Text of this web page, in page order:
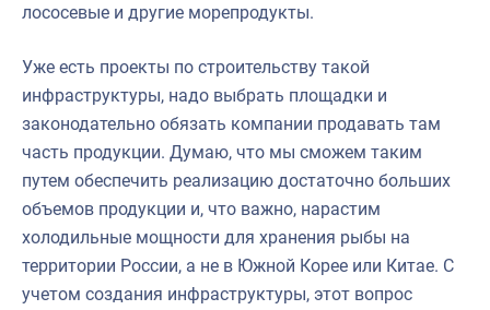
лососевые и другие морепродукты.
Уже есть проекты по строительству такой
инфраструктуры, надо выбрать площадки и
законодательно обязать компании продавать там
часть продукции. Думаю, что мы сможем таким
путем обеспечить реализацию достаточно больших
объемов продукции и, что важно, нарастим
холодильные мощности для хранения рыбы на
территории России, а не в Южной Корее или Китае. С
учетом создания инфраструктуры, этот вопрос